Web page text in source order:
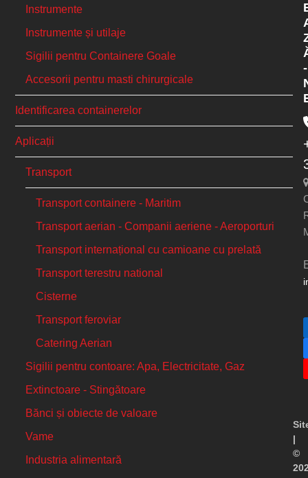
Instrumente
Instrumente și utilaje
Sigilii pentru Containere Goale
Accesorii pentru masti chirurgicale
Identificarea containerelor
Aplicații
Transport
Transport containere - Maritim
Transport aerian - Companii aeriene - Aeroporturi
Transport internațional cu camioane cu prelată
Transport terestru national
Cisterne
Transport feroviar
Catering Aerian
Sigilii pentru contoare: Apa, Electricitate, Gaz
Extinctoare - Stingătoare
Bănci și obiecte de valoare
Vame
Industria alimentară
-
|
©